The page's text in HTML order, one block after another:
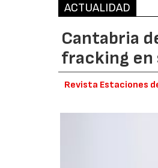
ACTUALIDAD
Cantabria
fracking
Revista Estaciones